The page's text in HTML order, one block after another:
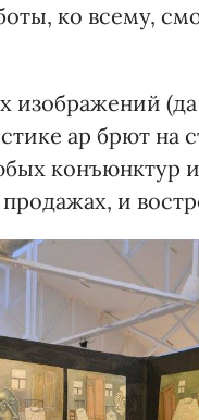
ко всему,
изображений
ар брют на
конъюнктур
и